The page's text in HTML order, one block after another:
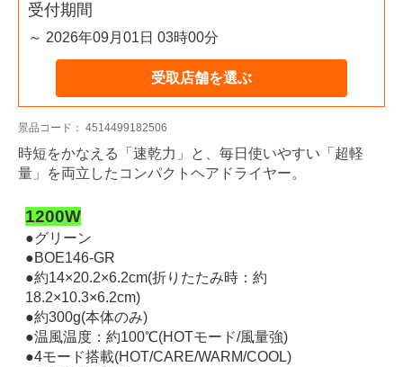
受取店舗を選ぶ
受付期間
～ 2026年09月01日 03時00分
景品コード： 4514499182506
時短をかなえる「速乾力」と、毎日使いやすい「超軽
量」を両立したコンパクトヘアドライヤー。
1200W
●グリーン
●BOE146-GR
●約14×20.2×6.2cm(折りたたみ時：約
18.2×10.3×6.2cm)
●約300g(本体のみ)
●温風温度：約100℃(HOTモード/風量強)
●4モード搭載(HOT/CARE/WARM/COOL)